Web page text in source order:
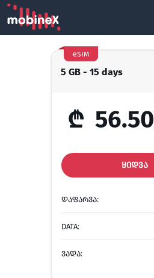
5 GB - 15 days
eSIM
₾ 56.50
ᲧᲘᲓᲕᲐ
ᲓᲐᲤᲐᲠᲕᲐ:
DATA:
ᲕᲐᲓᲐ: